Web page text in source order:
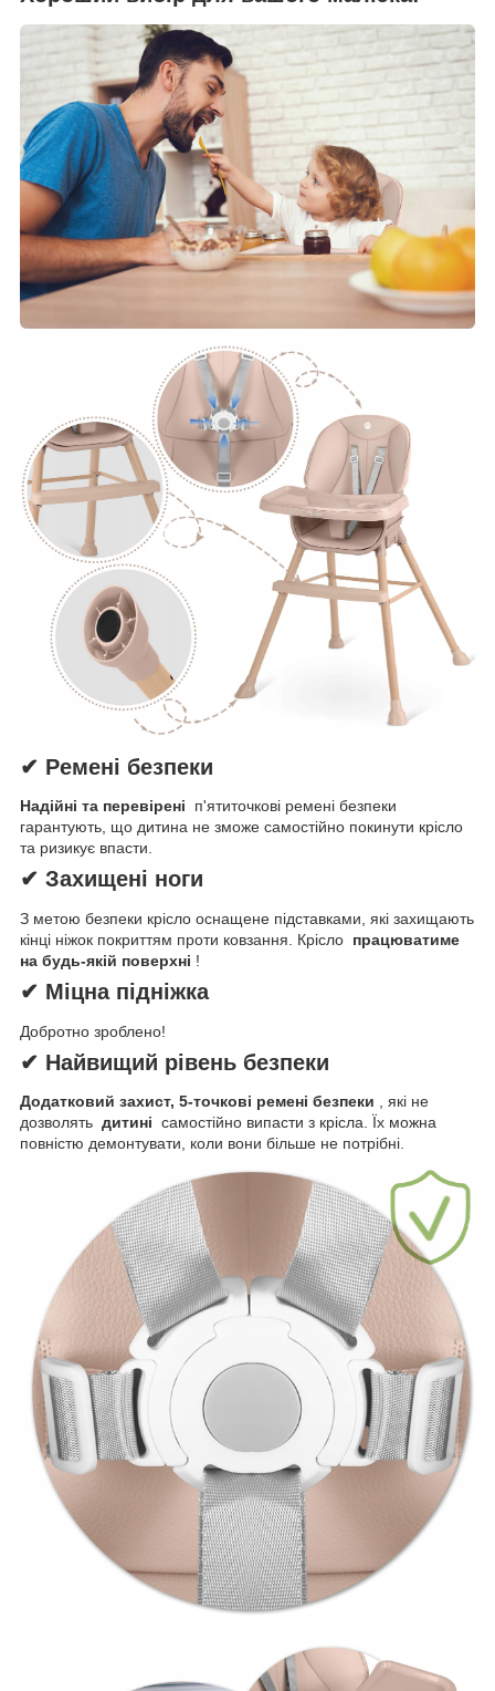
✔ Ремені безпеки
Надійні та перевірені п'ятиточкові ремені безпеки
гарантують, що дитина не зможе самостійно покинути крісло
та ризикує впасти.
✔ Захищені ноги
З метою безпеки крісло оснащене підставками, які захищають
кінці ніжок покриттям проти ковзання. Крісло працюватиме
на будь-якій поверхні !
✔ Міцна підніжка
Добротно зроблено!
✔ Найвищий рівень безпеки
Додатковий захист, 5-точкові ремені безпеки , які не
дозволять дитині самостійно випасти з крісла. Їх можна
повністю демонтувати, коли вони більше не потрібні.